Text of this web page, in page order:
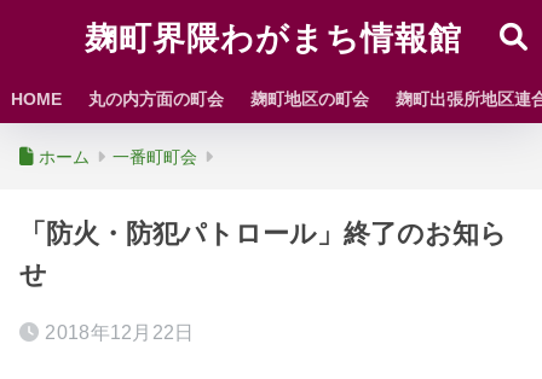
麹町界隈わがまち情報館
HOME 丸の内方面の町会 麹町地区の町会 麹町出張所地区連
ホーム 一番町町会
「防火・防犯パトロール」終了のお知ら
せ
2018年12月22日